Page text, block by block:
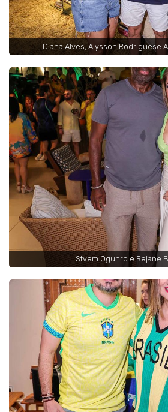
Diana Alves, Alysson Rodriguese
Stvem Ogunro e Rejane